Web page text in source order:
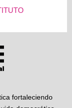
fortaleciendo